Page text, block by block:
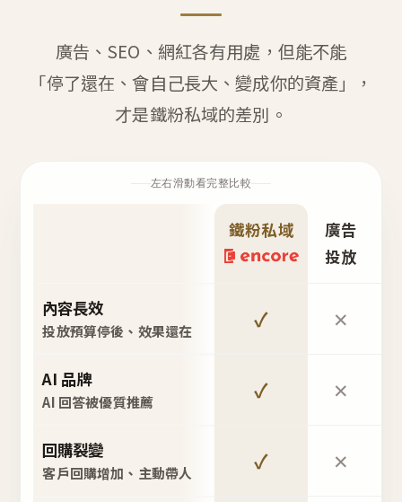
廣告、SEO、網紅各有用處，但能不能
「停了還在、會自己長大、變成你的資產」，
才是鐵粉私域的差別。
左右滑動看完整比較
鐵粉私域
廣告
投放
內容長效
投放預算停後、效果還在 ✓ ✕
AI 品牌
AI 回答被優質推薦 ✓ ✕
回購裂變
客戶回購增加、主動帶人 ✓ ✕